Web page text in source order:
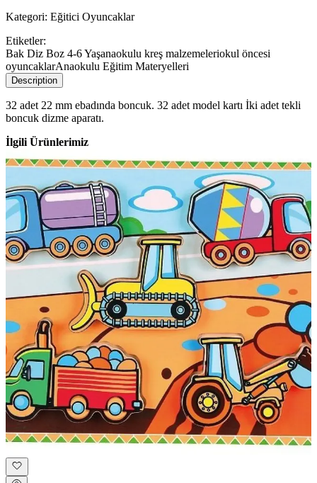
Kategori: Eğitici Oyuncaklar
Etiketler:
Bak Diz Boz 4-6 Yaşanaokulu kreş malzemeleriokul öncesi
oyuncaklarAnaokulu Eğitim Materyelleri
Description
32 adet 22 mm ebadında boncuk. 32 adet model kartı İki adet tekli
boncuk dizme aparatı.
İlgili Ürünlerimiz